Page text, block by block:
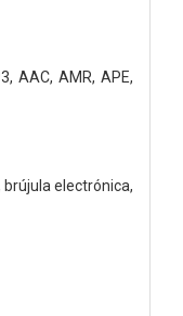
AAC, AMR, APE,
electrónica,